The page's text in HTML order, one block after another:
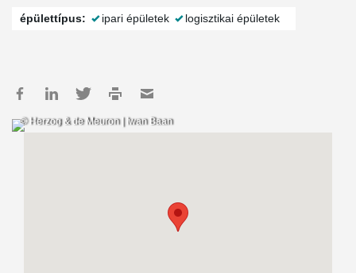
épülettípus: ipari épületek logisztikai épületek
© Herzog & de Meuron | Iwan Baan